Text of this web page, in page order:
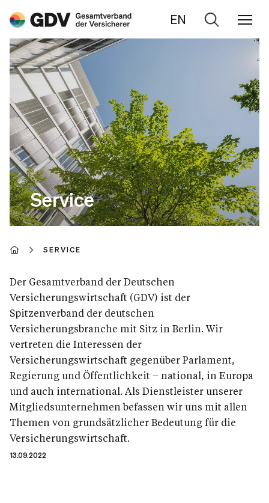
EN
Zur
Service
SERVICE
Der Gesamtverband der Deutschen
Versicherungswirtschaft (GDV) ist der
Spitzenverband der deutschen
Versicherungsbranche mit Sitz in Berlin. Wir
vertreten die Interessen der
Versicherungswirtschaft gegenüber Parlament,
Regierung und Öffentlichkeit – national, in Europa
und auch international. Als Dienstleister unserer
Mitgliedsunternehmen befassen wir uns mit allen
Themen von grundsätzlicher Bedeutung für die
Versicherungswirtschaft.
13.09.2022